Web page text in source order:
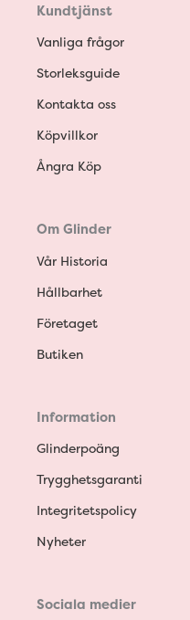
Kundtjänst
Vanliga frågor
Storleksguide
Kontakta oss
Köpvillkor
Ångra Köp
Om Glinder
Vår Historia
Hållbarhet
Företaget
Butiken
Information
Glinderpoäng
Trygghetsgaranti
Integritetspolicy
Nyheter
Sociala medier